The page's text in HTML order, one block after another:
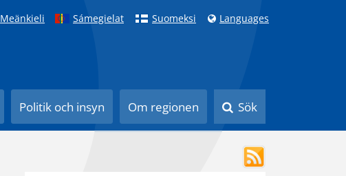
Meänkieli Sámegielat Suomeksi Languages
Politik och insyn Om regionen Sök